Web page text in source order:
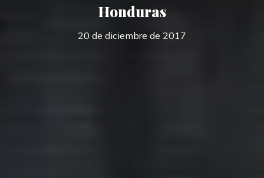
Honduras
20 de diciembre de 2017